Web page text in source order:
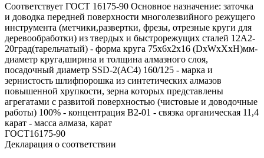
Соответствует ГОСТ 16175-90 Основное назначение: заточка
и доводка передней поверхности многолезвийного режущего
инструмента (метчики,развертки, фрезы, отрезные круги для
деревообработки) из твердых и быстрорежущих сталей 12А2-
20град(тарельчатый) - форма круга 75x6x2x16 (DxWxXxH)мм-
диаметр круга,ширина и толщина алмазного слоя,
посадочный диаметр SSD-2(АС4) 160/125 - марка и
зернистость шлифпорошка из синтетических алмазов
повышенной хрупкости, зерна которых представлены
агрегатами с развитой поверхностью (чистовые и доводочные
работы) 100% - концентрация В2-01 - связка органическая 11,4
карат - масса алмаза, карат
ГОСТ16175-90
Декларация о соответствии